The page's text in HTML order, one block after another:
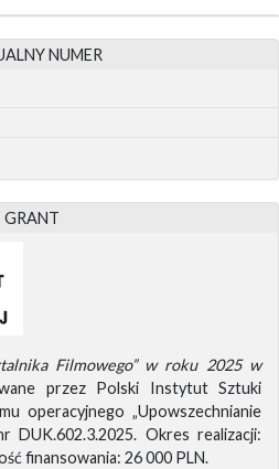
NUMER
GRANT
Filmowego” w roku 2025 w
przez Polski Instytut Sztuki
operacyjnego „Upowszechnianie
DUK.602.3.2025. Okres realizacji:
finansowania: 26 000 PLN.